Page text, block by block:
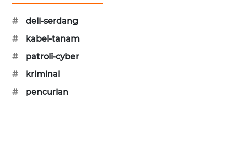
#
deli-serdang
#
kabel-tanam
#
patroli-cyber
#
kriminal
#
pencurian
LKKI
KOPEKLIN
PORTAL
KONSUMEN